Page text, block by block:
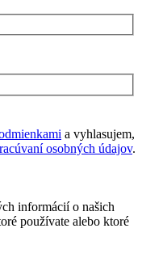
a vyhlasujem,
osobných údajov.
informácií o našich
používate alebo ktoré